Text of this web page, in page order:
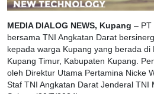
MEDIA DIALOG NEWS, Kupang – PT
bersama TNI Angkatan Darat
kepada warga Kupang yang berada
Kupang Timur, Kabupaten Kupang.
oleh Direktur Utama Pertamina Nicke
Staf TNI Angkatan Darat Jenderal TNI